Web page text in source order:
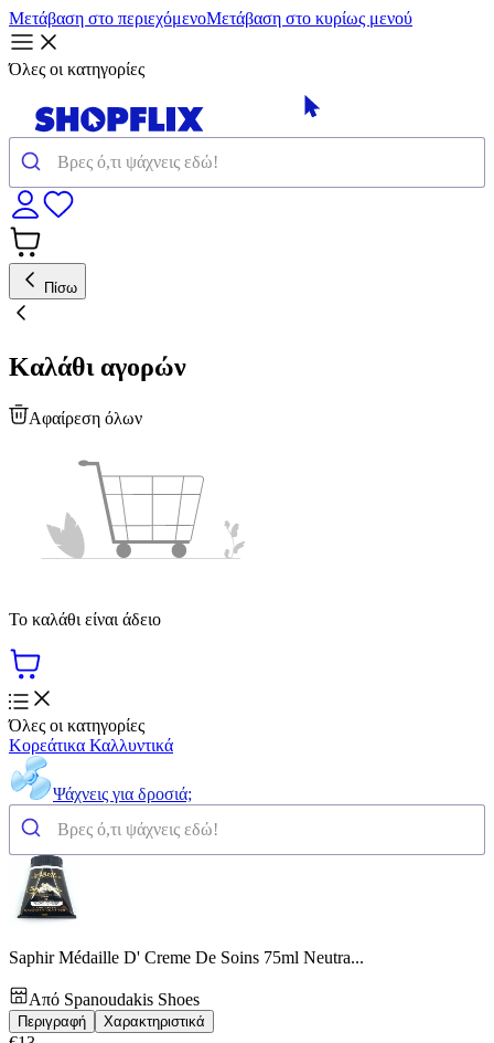
Μετάβαση στο περιεχόμενοΜετάβαση στο κυρίως μενού
Όλες οι κατηγορίες
Πίσω
Καλάθι αγορών
Αφαίρεση όλων
Το καλάθι είναι άδειο
Όλες οι κατηγορίες
Κορεάτικα Καλλυντικά
Ψάχνεις για δροσιά;
Saphir Médaille D' Creme De Soins 75ml Neutra...
Από Spanoudakis Shoes
Περιγραφή Χαρακτηριστικά